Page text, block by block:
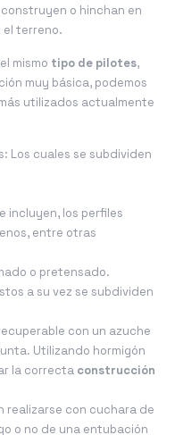
o hinchan en
el terreno.
mismo tipo de pilotes,
muy básica, podemos
utilizados actualmente
Los cuales se subdividen
incluyen, los perfiles
entre otras
o pretensado.
a su vez se subdividen
con un azuche
Utilizando hormigón
la correcta construcción
realizarse con cuchara de
o no de una entubación